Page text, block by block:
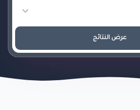
عرض النتائج